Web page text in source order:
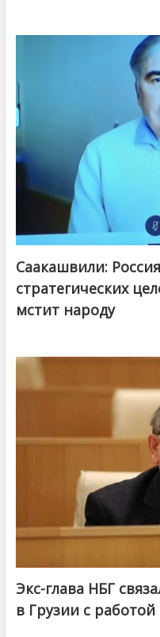
Саакашвили:
стратегических
мстит народу
Экс-глава НБГ
в Грузии с